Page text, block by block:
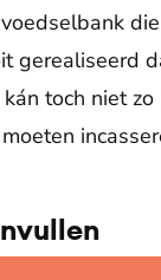
gerealiseerd
kán toch niet